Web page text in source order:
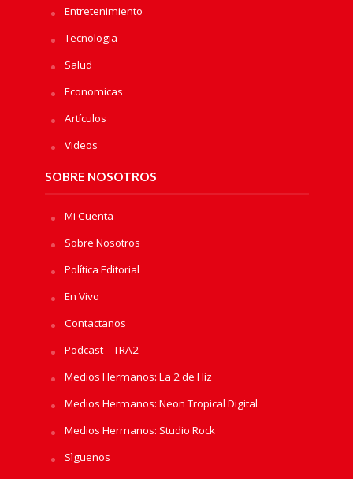
Entretenimiento
Tecnologia
Salud
Economicas
Artículos
Videos
SOBRE NOSOTROS
Mi Cuenta
Sobre Nosotros
Política Editorial
En Vivo
Contactanos
Podcast – TRA2
Medios Hermanos: La 2 de Hiz
Medios Hermanos: Neon Tropical Digital
Medios Hermanos: Studio Rock
Sìguenos